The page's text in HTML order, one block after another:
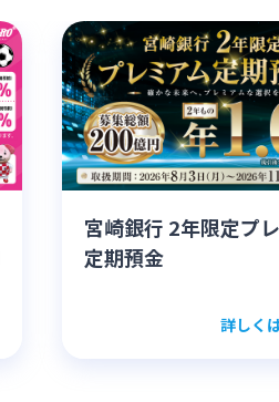
宮崎銀行 2年限定プ
定期預金
詳しく